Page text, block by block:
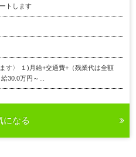
トします
す〉 １)月給+交通費+（残業代は全額
30.0万円～...
になる